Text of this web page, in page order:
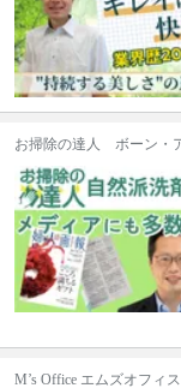
お掃除の達人 ボーン・
M’s Office エムズオフィス